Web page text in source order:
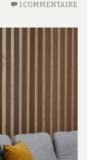
1 COMMENTAIRE